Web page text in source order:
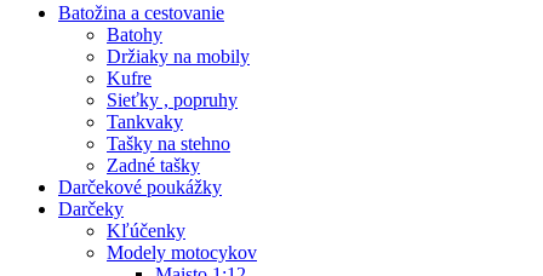
Batožina a cestovanie
Batohy
Držiaky na mobily
Kufre
Sieťky , popruhy
Tankvaky
Tašky na stehno
Zadné tašky
Darčekové poukážky
Darčeky
Kľúčenky
Modely motocykov